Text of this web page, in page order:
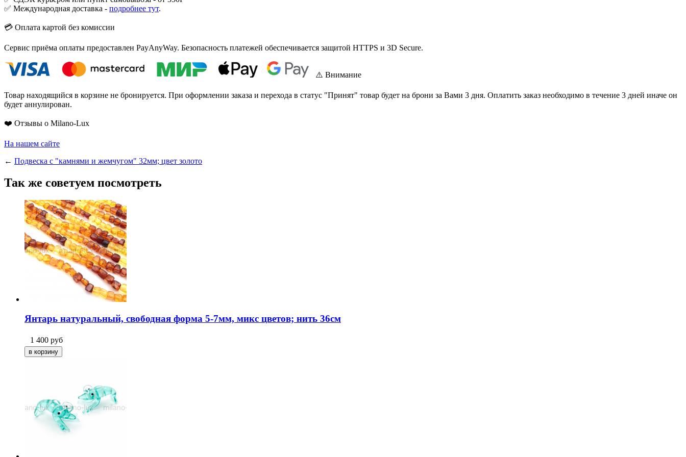
✅ Международная доставка - подробнее тут.
💳 Оплата картой без комиссии
Сервис приёма оплаты предоставлен PayAnyWay. Безопасность платежей обеспечивается защитой HTTPS и 3D Secure.
⚠️ Внимание
Товар находящийся в корзине не бронируется. При оформлении заказа и перехода в статус "Принят" товар будет на брони за Вами 3 дня. Оплатить заказ необходимо в течение 3 дней иначе он
будет аннулирован.
❤️ Отзывы о Milano-Lux
На нашем сайте
← Подвеска с "камнями и жемчугом" 32мм; цвет золото
Так же советуем посмотреть
Янтарь натуральный, свободная форма 5-7мм, микс цветов; нить 36см
1 400 руб